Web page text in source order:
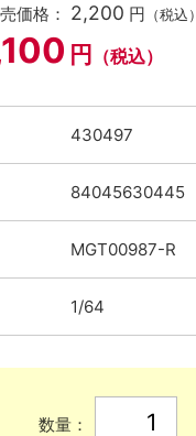
価格： 2,200 円 （税込）
円 （税込）
430497
84045630445
MGT00987-R
1/64
数量：